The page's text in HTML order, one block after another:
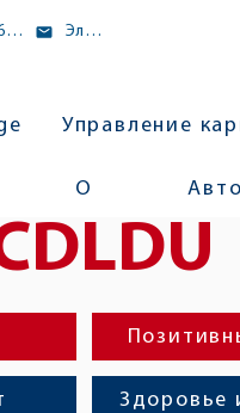
Электронное письмо
Управление
О
Здоровье